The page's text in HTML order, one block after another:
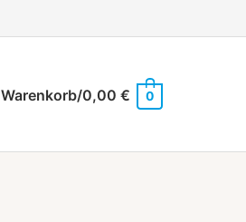
Warenkorb/0,00€ 0